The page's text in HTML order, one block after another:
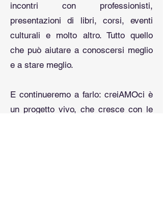
incontri con professionisti,
presentazioni di libri, corsi, eventi
culturali e molto altro. Tutto quello
che può aiutare a conoscersi meglio
e a stare meglio.
​E continueremo a farlo: creiAMOci è
un progetto vivo, che cresce con le